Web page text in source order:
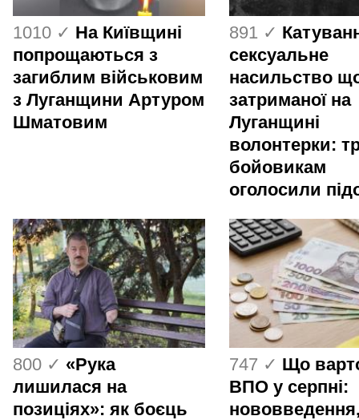
1010 ✓ На Київщині
попрощаються з
загиблим військовим
з Луганщини Артуром
Шматовим
891 ✓
сексуальне
насильство
затриманої на
Луганщині
волонтерки:
бойовикам
оголосили
800 ✓ «Рука
лишилася на
позиціях»: як боєць
747 ✓ Що
ВПО у серпні: